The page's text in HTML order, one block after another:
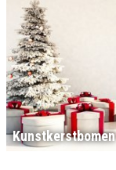
Kunstkerstbomen